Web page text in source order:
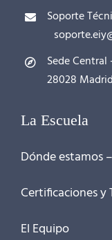
Soporte
Sede
28028
La Escuela
Dónde estamos
Certificaciones y
El Equipo